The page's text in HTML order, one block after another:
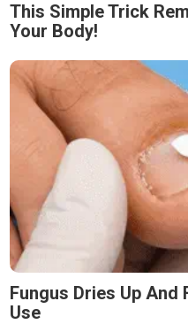
This Simple Trick
Your Body!
Fungus Dries Up
Use